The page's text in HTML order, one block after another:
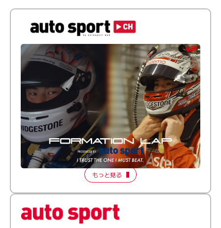
倒す相手を、信じてる。小林利徠斗 × 野村勇斗
【FORMATION LAP Produced by auto sport】
2026 Episode 2
もっと見る